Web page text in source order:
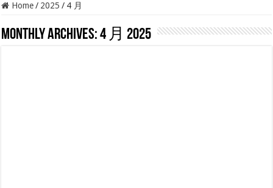
Home / 2025 / 4 月
Monthly Archives:4 月 2025